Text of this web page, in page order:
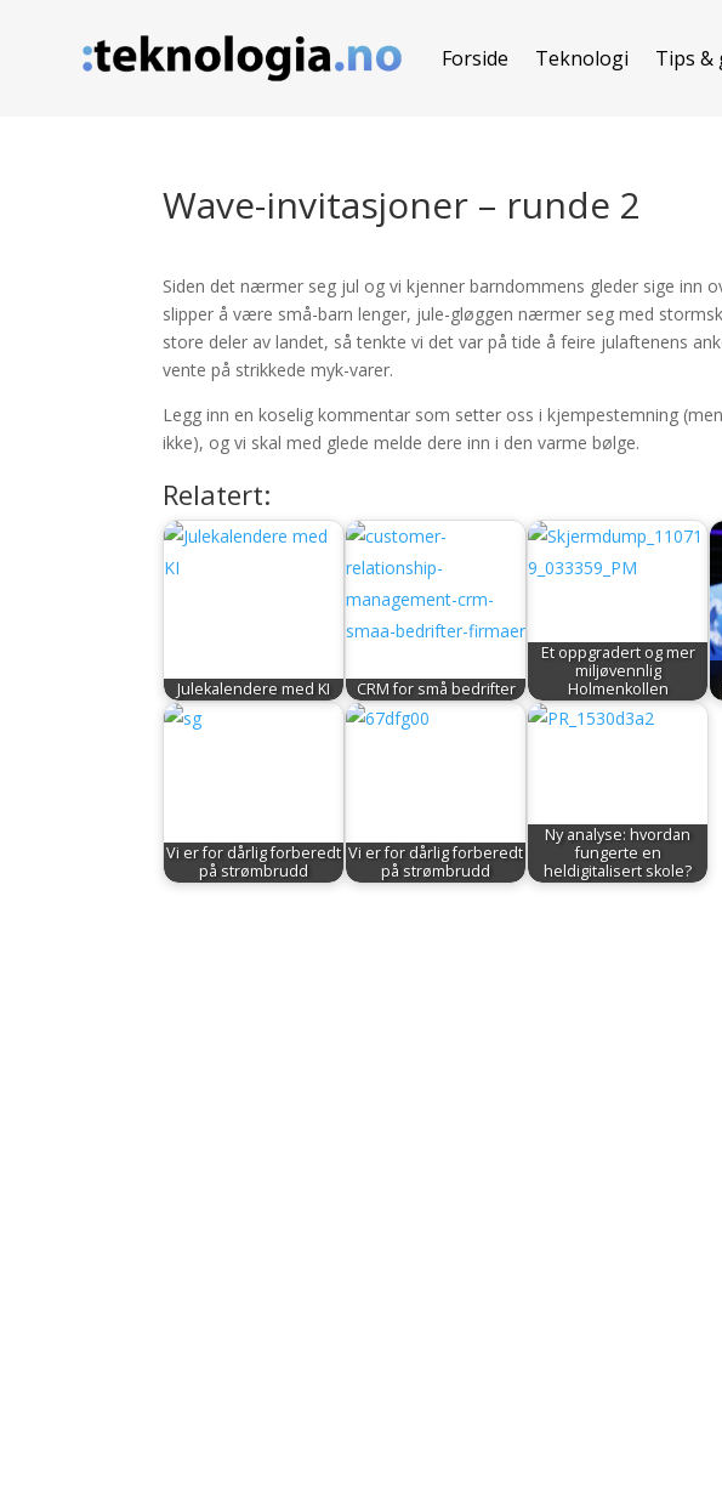
Forside Teknologi Tips &
Wave-invitasjoner – runde 2
Siden det nærmer seg jul og vi kjenner barndommens gleder sige inn
slipper å være små-barn lenger, jule-gløggen nærmer seg med
store deler av landet, så tenkte vi det var på tide å feire julaftenens
vente på strikkede myk-varer.
Legg inn en koselig kommentar som setter oss i kjempestemning
ikke), og vi skal med glede melde dere inn i den varme bølge.
Relatert:
Julekalendere med KI CRM for små bedrifter
Et oppgradert og mer
miljøvennlig
Holmenkollen
Vi er for dårlig forberedt
på strømbrudd
Vi er for dårlig forberedt
på strømbrudd
Ny analyse: hvordan
fungerte en
heldigitalisert skole?